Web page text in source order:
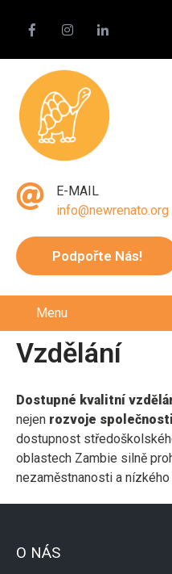
E-MAIL
info@newrenato.org
Podpořte Nás!
Menu
Vzdělání
Dostupné kvalitní
nejen rozvoje společnosti
dostupnost
oblastech Zambie silně
nezaměstnanosti a
O NÁS